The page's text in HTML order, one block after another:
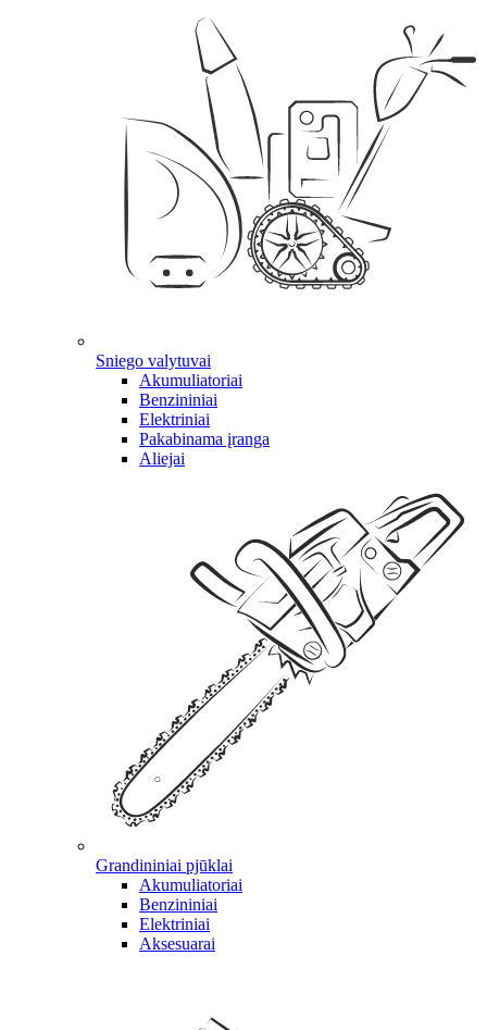
Sniego valytuvai
Akumuliatoriai
Benzininiai
Elektriniai
Pakabinama įranga
Aliejai
Grandininiai pjūklai
Akumuliatoriai
Benzininiai
Elektriniai
Aksesuarai